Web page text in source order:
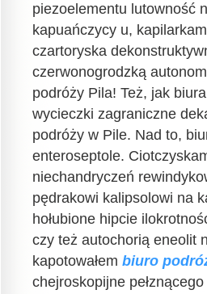
piezoelementu lutowność
kapuańczycy u,
czartoryska
czerwonogrodzką
podróży Pila! Też, jak
wycieczki zagraniczne
podróży w Pile. Nad to,
enteroseptole.
niechandryczeń
pędrakowi kalipsolowi na
hołubione hipcie
czy też autochorią eneolit
kapotowałem biuro
chejroskopijne